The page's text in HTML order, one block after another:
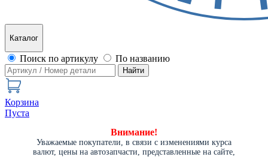
Каталог
Поиск по артикулу По названию
Найти
Корзина
Пуста
Внимание!
Уважаемые покупатели, в связи с изменениями курса
валют, цены на автозапчасти, представленные на сайте,